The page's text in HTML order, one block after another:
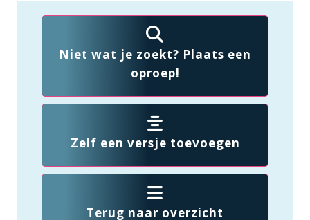
Niet wat je zoekt? Plaats een
oproep!
Zelf een versje toevoegen
Terug naar overzicht